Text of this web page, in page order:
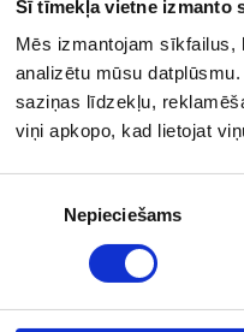
Šī tīmekļa vietne izmanto
Mēs izmantojam sīkfailus,
analizētu mūsu
saziņas līdzekļu,
viņi apkopo, kad lietojat
Nepieciešams